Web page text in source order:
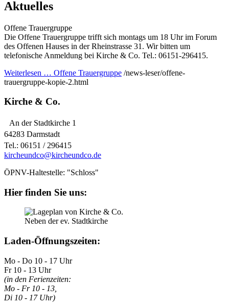
Aktuelles
Offene Trauergruppe
Die Offene Trauergruppe trifft sich montags um 18 Uhr im Forum
des Offenen Hauses in der Rheinstrasse 31. Wir bitten um
telefonische Anmeldung bei Kirche & Co. Tel.: 06151-296415.
Weiterlesen … Offene Trauergruppe /news-leser/offene-
trauergruppe-kopie-2.html
Kirche & Co.
An der Stadtkirche 1
64283 Darmstadt
Tel.: 06151 / 296415
kircheundco@kircheundco.de
ÖPNV-Haltestelle: "Schloss"
Hier finden Sie uns:
Neben der ev. Stadtkirche
Laden-Öffnungszeiten:
Mo - Do 10 - 17 Uhr
Fr 10 - 13 Uhr
(in den Ferienzeiten:
Mo - Fr 10 - 13,
Di 10 - 17 Uhr)